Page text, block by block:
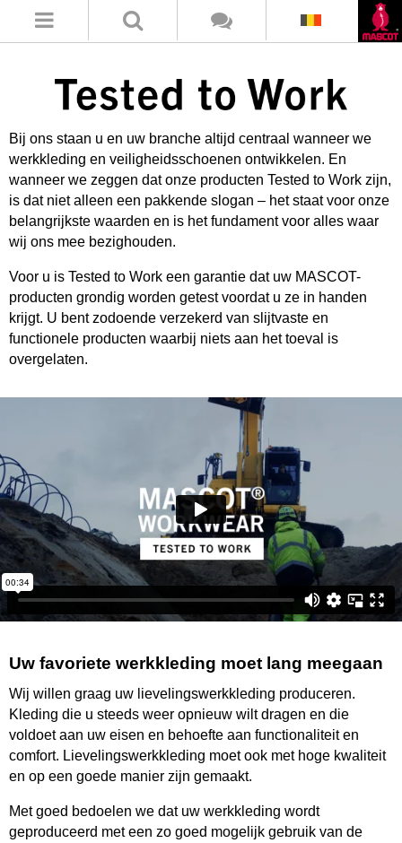
Bij ons staan u en uw branche altijd centraal wanneer we
werkkleding en veiligheidsschoenen ontwikkelen. En
wanneer we zeggen dat onze producten Tested to Work zijn,
is dat niet alleen een pakkende slogan – het staat voor onze
belangrijkste waarden en is het fundament voor alles waar
wij ons mee bezighouden.
Voor u is Tested to Work een garantie dat uw MASCOT-
producten grondig worden getest voordat u ze in handen
krijgt. U bent zodoende verzekerd van slijtvaste en
functionele producten waarbij niets aan het toeval is
overgelaten.
Uw favoriete werkkleding moet lang meegaan
Wij willen graag uw lievelingswerkkleding produceren.
Kleding die u steeds weer opnieuw wilt dragen en die
voldoet aan uw eisen en behoefte aan functionaliteit en
comfort. Lievelingswerkkleding moet ook met hoge kwaliteit
en op een goede manier zijn gemaakt.
Met goed bedoelen we dat uw werkkleding wordt
geproduceerd met een zo goed mogelijk gebruik van de